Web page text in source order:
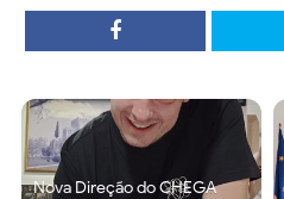
Nova Direção do CHEGA